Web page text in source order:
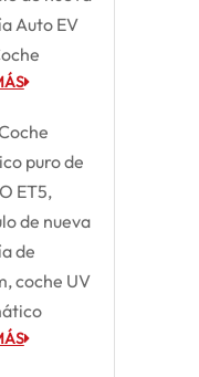
Auto EV
puro de
ET5,
de nueva
de
coche UV